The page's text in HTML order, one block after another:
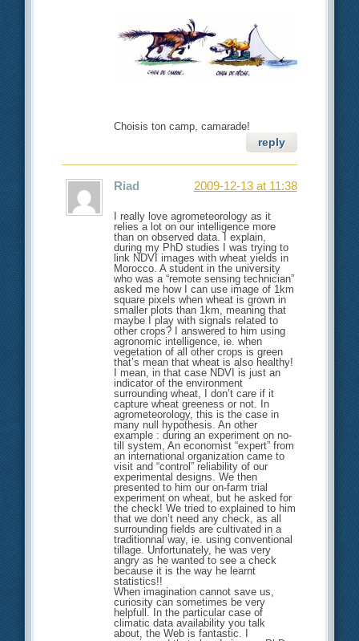
Choisis ton camp, camarade!
reply
Riad 2009-12-13 at 11:38
I really love agrometeorology as it
relies a lot on our intelligence more
than on observed data. I explain,
during my PhD studies I was trying to
link NDVI images with wheat yields in
Morocco. A student in the university
who was a “remote sensing technician”
asked me how I can use image of 1km
square pixels when wheat is grown in
smaller plots than 1km, meaning that
maybe I play with signals related to
other crops? I answered to him using
agronomic intelligence, ie. when
vegetation of all other crops is green
that’s mean that wheat is also healthy!
I mean, in that case NDVI is just an
indicator of the environment
surrounding wheat, I don’t care if it
capture wheat greeness or not. In
agrometeorology, this is the case in
many null hypothesis. An other
example : during an experiment on no-
till system, An economist “expert” from
an international organization came to
visit and “control” reliability of our
experimental designs. We then
presented to him our on-farm trial
experiment on wheat, but he asked for
the check! We tried to explained to him
that we don’t need any check, as all
surrounding fields are cultivated in a
traditionnal way, ie. using conventional
tillage. Unfortunately, he was very
angry as he wanted to see a check
because it is the way he learnt
statistics!!
When imagination cannot save us,
curiosity can sometimes be very
helpfull. In the particular case of
climatic data availability you talk
about, the Web is fantastic. I